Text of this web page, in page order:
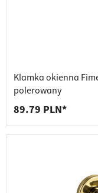
Klamka okienna
polerowany
89.79 PLN*